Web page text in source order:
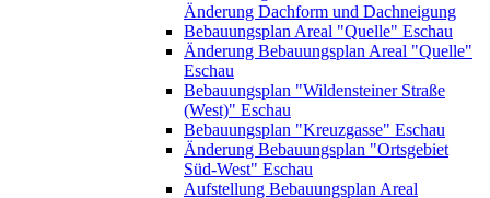
Änderung Dachform und Dachneigung
Bebauungsplan Areal "Quelle" Eschau
Änderung Bebauungsplan Areal "Quelle"
Eschau
Bebauungsplan "Wildensteiner Straße
(West)" Eschau
Bebauungsplan "Kreuzgasse" Eschau
Änderung Bebauungsplan "Ortsgebiet
Süd-West" Eschau
Aufstellung Bebauungsplan Areal